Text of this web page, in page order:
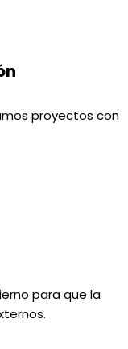
proyectos con
para que la